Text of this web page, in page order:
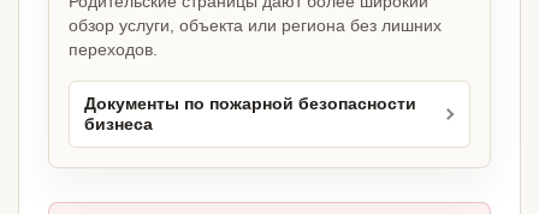
обзор услуги, объекта или региона без лишних
переходов.
Документы по пожарной безопасности
бизнеса